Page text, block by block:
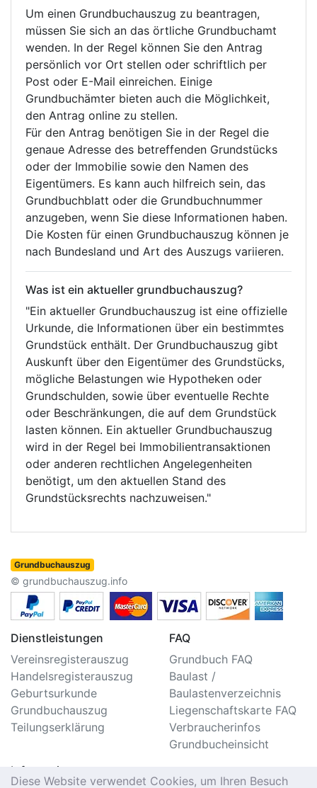
Um einen Grundbuchauszug zu beantragen,
müssen Sie sich an das örtliche Grundbuchamt
wenden. In der Regel können Sie den Antrag
persönlich vor Ort stellen oder schriftlich per
Post oder E-Mail einreichen. Einige
Grundbuchämter bieten auch die Möglichkeit,
den Antrag online zu stellen.
Für den Antrag benötigen Sie in der Regel die
genaue Adresse des betreffenden Grundstücks
oder der Immobilie sowie den Namen des
Eigentümers. Es kann auch hilfreich sein, das
Grundbuchblatt oder die Grundbuchnummer
anzugeben, wenn Sie diese Informationen haben.
Die Kosten für einen Grundbuchauszug können je
nach Bundesland und Art des Auszugs variieren.
Was ist ein aktueller grundbuchauszug?
"Ein aktueller Grundbuchauszug ist eine offizielle
Urkunde, die Informationen über ein bestimmtes
Grundstück enthält. Der Grundbuchauszug gibt
Auskunft über den Eigentümer des Grundstücks,
mögliche Belastungen wie Hypotheken oder
Grundschulden, sowie über eventuelle Rechte
oder Beschränkungen, die auf dem Grundstück
lasten können. Ein aktueller Grundbuchauszug
wird in der Regel bei Immobilientransaktionen
oder anderen rechtlichen Angelegenheiten
benötigt, um den aktuellen Stand des
Grundstücksrechts nachzuweisen."
Grundbuchauszug
© grundbuchauszug.info
Dienstleistungen
Vereinsregisterauszug
Handelsregisterauszug
Geburtsurkunde
Grundbuchauszug
Teilungserklärung
FAQ
Grundbuch FAQ
Baulast /
Baulastenverzeichnis
Liegenschaftskarte FAQ
Verbraucherinfos
Grundbucheinsicht
Information
Diese Website verwendet Cookies, um Ihren Besuch